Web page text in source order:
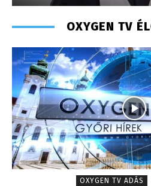
OXYGEN TV
OXYGEN TV ADÁS